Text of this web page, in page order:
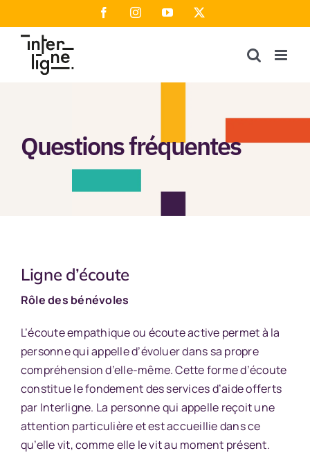
au
contenu
FacebookInstagramYouTube
Questions fréquentes
Ligne d’écoute
Rôle des bénévoles
L’écoute empathique ou écoute active permet à la
personne qui appelle d’évoluer dans sa propre
compréhension d’elle-même. Cette forme d’écoute
constitue le fondement des services d’aide offerts
par Interligne. La personne qui appelle reçoit une
attention particulière et est accueillie dans ce
qu’elle vit, comme elle le vit au moment présent.